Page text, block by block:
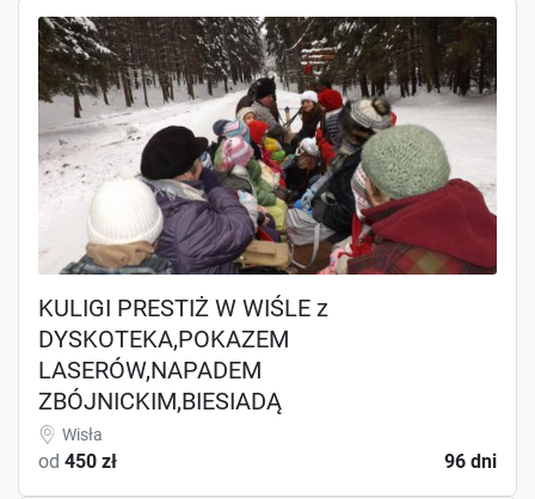
KULIGI PRESTIŻ W WIŚLE z
DYSKOTEKA,POKAZEM
LASERÓW,NAPADEM
ZBÓJNICKIM,BIESIADĄ
Wisła
od 450 zł 96 dni